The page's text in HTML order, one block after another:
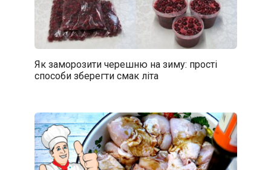
Як заморозити черешню на зиму: прості
способи зберегти смак літа